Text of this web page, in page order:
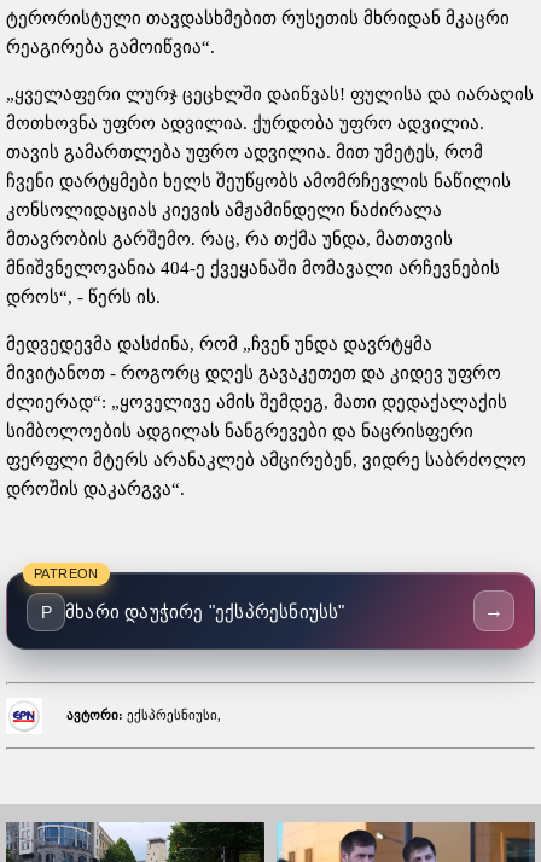
ტერორისტული თავდასხმებით რუსეთის მხრიდან მკაცრი
რეაგირება გამოიწვია“.
„ყველაფერი ლურჯ ცეცხლში დაიწვას! ფულისა და იარაღის
მოთხოვნა უფრო ადვილია. ქურდობა უფრო ადვილია.
თავის გამართლება უფრო ადვილია. მით უმეტეს, რომ
ჩვენი დარტყმები ხელს შეუწყობს ამომრჩევლის ნაწილის
კონსოლიდაციას კიევის ამჟამინდელი ნაძირალა
მთავრობის გარშემო. რაც, რა თქმა უნდა, მათთვის
მნიშვნელოვანია 404-ე ქვეყანაში მომავალი არჩევნების
დროს“, - წერს ის.
მედვედევმა დასძინა, რომ „ჩვენ უნდა დავრტყმა
მივიტანოთ - როგორც დღეს გავაკეთეთ და კიდევ უფრო
ძლიერად“: „ყოველივე ამის შემდეგ, მათი დედაქალაქის
სიმბოლოების ადგილას ნანგრევები და ნაცრისფერი
ფერფლი მტერს არანაკლებ ამცირებენ, ვიდრე საბრძოლო
დროშის დაკარგვა“.
PATREON
P მხარი დაუჭირე "ექსპრესნიუსს" →
ავტორი: ექსპრესნიუსი,